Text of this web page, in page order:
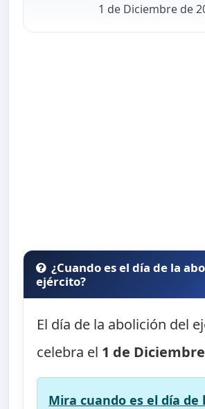
1 de Diciembre de
¿Cuando es el día de la
ejército?
El día de la abolición del
celebra el 1 de
Mira cuando es el día de